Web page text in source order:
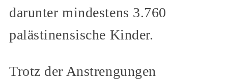
darunter mindestens 3.760
palästinensische Kinder.
Trotz der Anstrengungen